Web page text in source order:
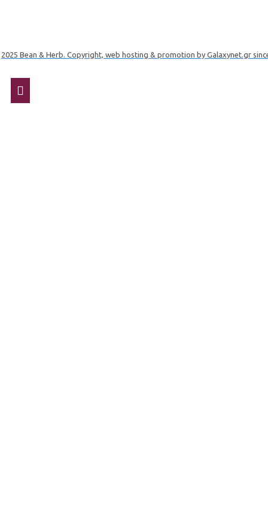
2025 Bean & Herb. Copyright, web hosting & promotion by Galaxynet.gr